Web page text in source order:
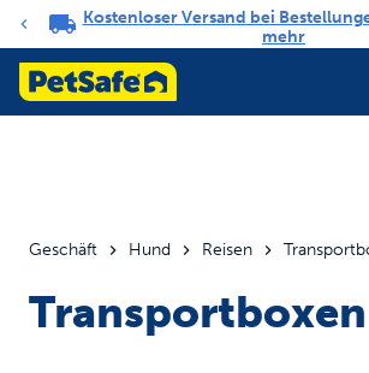
Benachrichtigungs-Karussell
Kostenloser Versand bei
mehr
Geschäft Hund Reisen
Transportboxen